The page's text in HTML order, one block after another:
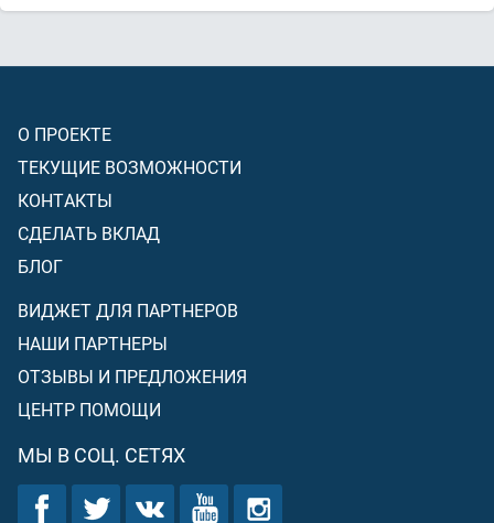
О ПРОЕКТЕ
ТЕКУЩИЕ ВОЗМОЖНОСТИ
КОНТАКТЫ
СДЕЛАТЬ ВКЛАД
БЛОГ
ВИДЖЕТ ДЛЯ ПАРТНЕРОВ
НАШИ ПАРТНЕРЫ
ОТЗЫВЫ И ПРЕДЛОЖЕНИЯ
ЦЕНТР ПОМОЩИ
МЫ В СОЦ. СЕТЯХ